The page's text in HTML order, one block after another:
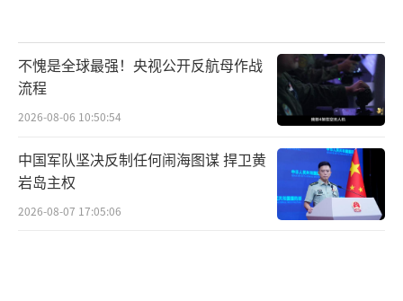
不愧是全球最强！央视公开反航母作战
流程
2026-08-06 10:50:54
中国军队坚决反制任何闹海图谋 捍卫黄
岩岛主权
2026-08-07 17:05:06